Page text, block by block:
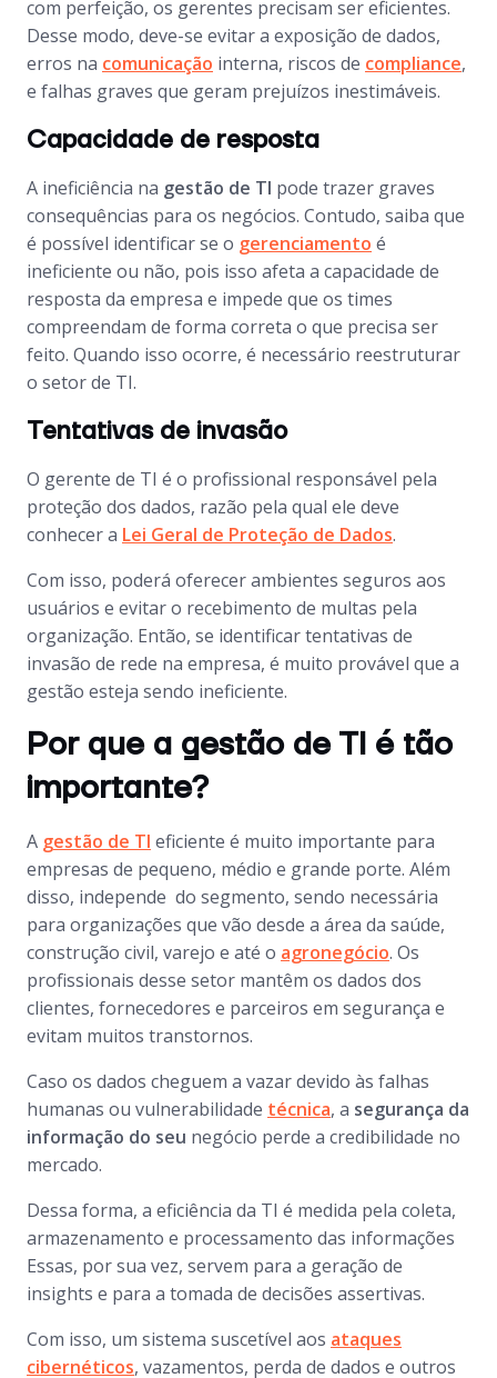
com perfeição, os gerentes precisam ser eficientes.
Desse modo, deve-se evitar a exposição de dados,
erros na comunicação interna, riscos de compliance,
e falhas graves que geram prejuízos inestimáveis.
Capacidade de resposta
A ineficiência na gestão de TI pode trazer graves
consequências para os negócios. Contudo, saiba que
é possível identificar se o gerenciamento é
ineficiente ou não, pois isso afeta a capacidade de
resposta da empresa e impede que os times
compreendam de forma correta o que precisa ser
feito. Quando isso ocorre, é necessário reestruturar
o setor de TI.
Tentativas de invasão
O gerente de TI é o profissional responsável pela
proteção dos dados, razão pela qual ele deve
conhecer a Lei Geral de Proteção de Dados.
Com isso, poderá oferecer ambientes seguros aos
usuários e evitar o recebimento de multas pela
organização. Então, se identificar tentativas de
invasão de rede na empresa, é muito provável que a
gestão esteja sendo ineficiente.
Por que a gestão de TI é tão
importante?
A gestão de TI eficiente é muito importante para
empresas de pequeno, médio e grande porte. Além
disso, independe do segmento, sendo necessária
para organizações que vão desde a área da saúde,
construção civil, varejo e até o agronegócio. Os
profissionais desse setor mantêm os dados dos
clientes, fornecedores e parceiros em segurança e
evitam muitos transtornos.
Caso os dados cheguem a vazar devido às falhas
humanas ou vulnerabilidade técnica, a segurança da
informação do seu negócio perde a credibilidade no
mercado.
Dessa forma, a eficiência da TI é medida pela coleta,
armazenamento e processamento das informações
Essas, por sua vez, servem para a geração de
insights e para a tomada de decisões assertivas.
Com isso, um sistema suscetível aos ataques
cibernéticos, vazamentos, perda de dados e outros